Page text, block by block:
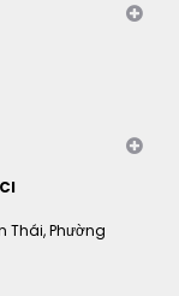
Thái, Phường